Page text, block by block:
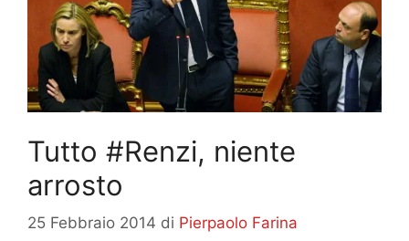
Tutto #Renzi, niente
arrosto
25 Febbraio 2014 di Pierpaolo Farina